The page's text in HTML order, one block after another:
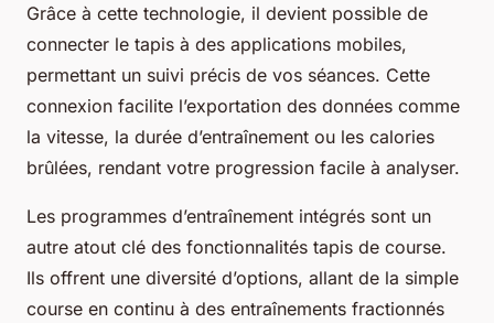
Grâce à cette technologie, il devient possible de
connecter le tapis à des applications mobiles,
permettant un suivi précis de vos séances. Cette
connexion facilite l’exportation des données comme
la vitesse, la durée d’entraînement ou les calories
brûlées, rendant votre progression facile à analyser.
Les programmes d’entraînement intégrés sont un
autre atout clé des fonctionnalités tapis de course.
Ils offrent une diversité d’options, allant de la simple
course en continu à des entraînements fractionnés